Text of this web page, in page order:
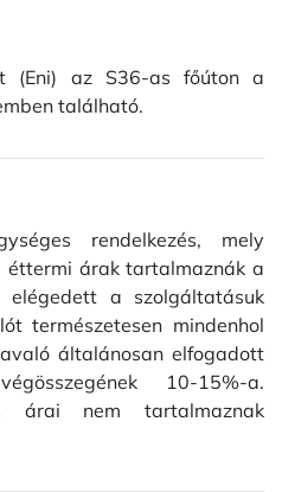
(Eni) az S36-as főúton a
található.
rendelkezés, mely
árak tartalmaznák a
elégedett a szolgáltatásuk
természetesen mindenhol
általánosan elfogadott
10-15%-a.
árai nem tartalmaznak